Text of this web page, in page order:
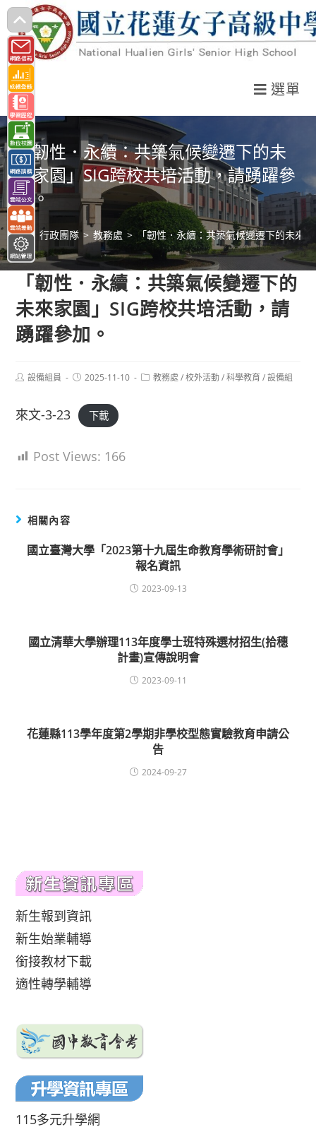
跳
轉
至
主
要
內
容
選單
「韌性．永續：共築氣候變遷下的未
來家園」SIG跨校共培活動，請踴躍參
加。
> 行政團隊 > 教務處 > 「韌性．永續：共築氣候變遷下的未來
「韌性．永續：共築氣候變遷下的
未來家園」SIG跨校共培活動，請
踴躍參加。
Post設備組員
Post2025-11-10
Post教務處 / 校外活動 / 科學教育 / 設備組
來文-3-23 下載
Post Views: 166
相關內容
國立臺灣大學「2023第十九屆生命教育學術研討會」
報名資訊
2023-09-13
國立清華大學辦理113年度學士班特殊選材招生(拾穗
計畫)宣傳說明會
2023-09-11
花蓮縣113學年度第2學期非學校型態實驗教育申請公
告
2024-09-27
新生報到資訊
新生始業輔導
銜接教材下載
適性轉學輔導
115多元升學網